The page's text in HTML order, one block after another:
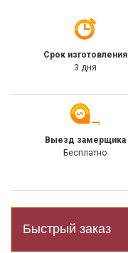
Срок изготовления
3 дня
Выезд замерщика
Бесплатно
Быстрый заказ